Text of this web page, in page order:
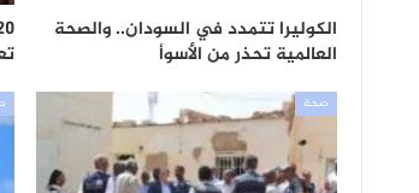
الكوليرا تتمدد في السودان.. والصحة
العالمية تحذر من الأسوأ
صحة